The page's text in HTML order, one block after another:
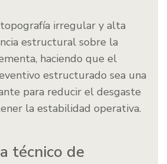
irregular y alta
estructural sobre la
haciendo que el
estructurado sea una
para reducir el desgaste
la estabilidad operativa.
técnico de